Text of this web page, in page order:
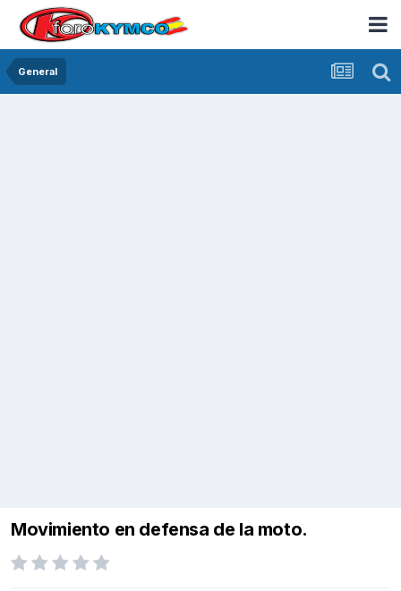
General
Movimiento en defensa de la moto.